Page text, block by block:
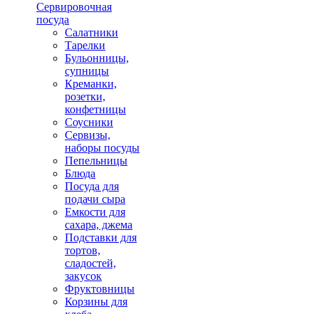
Сервировочная
посуда
Салатники
Тарелки
Бульонницы,
супницы
Креманки,
розетки,
конфетницы
Соусники
Сервизы,
наборы посуды
Пепельницы
Блюда
Посуда для
подачи сыра
Емкости для
сахара, джема
Подставки для
тортов,
сладостей,
закусок
Фруктовницы
Корзины для